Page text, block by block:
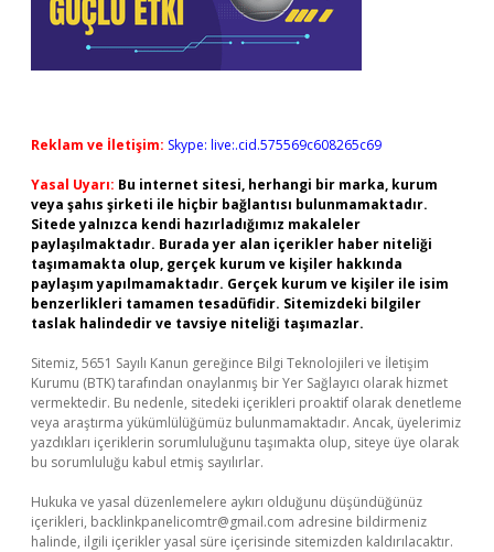
Reklam ve İletişim: Skype: live:.cid.575569c608265c69
Yasal Uyarı: Bu internet sitesi, herhangi bir marka, kurum
veya şahıs şirketi ile hiçbir bağlantısı bulunmamaktadır.
Sitede yalnızca kendi hazırladığımız makaleler
paylaşılmaktadır. Burada yer alan içerikler haber niteliği
taşımamakta olup, gerçek kurum ve kişiler hakkında
paylaşım yapılmamaktadır. Gerçek kurum ve kişiler ile isim
benzerlikleri tamamen tesadüfidir. Sitemizdeki bilgiler
taslak halindedir ve tavsiye niteliği taşımazlar.
Sitemiz, 5651 Sayılı Kanun gereğince Bilgi Teknolojileri ve İletişim
Kurumu (BTK) tarafından onaylanmış bir Yer Sağlayıcı olarak hizmet
vermektedir. Bu nedenle, sitedeki içerikleri proaktif olarak denetleme
veya araştırma yükümlülüğümüz bulunmamaktadır. Ancak, üyelerimiz
yazdıkları içeriklerin sorumluluğunu taşımakta olup, siteye üye olarak
bu sorumluluğu kabul etmiş sayılırlar.
Hukuka ve yasal düzenlemelere aykırı olduğunu düşündüğünüz
içerikleri, backlinkpanelicomtr@gmail.com adresine bildirmeniz
halinde, ilgili içerikler yasal süre içerisinde sitemizden kaldırılacaktır.